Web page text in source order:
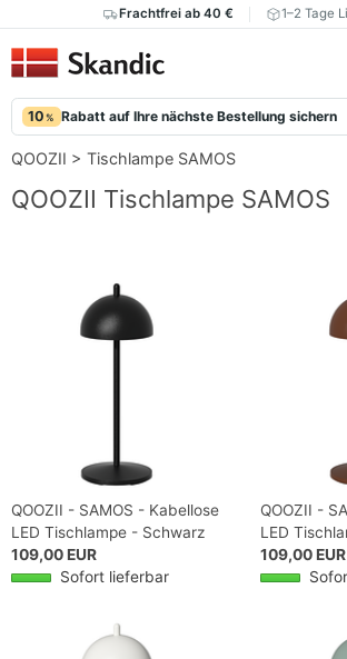
Frachtfrei ab 40 € 1–2 Tage
10 % Rabatt auf Ihre nächste Bestellung sichern
QOOZII > Tischlampe SAMOS
QOOZII Tischlampe SAMOS
QOOZII - SAMOS - Kabellose
LED Tischlampe - Schwarz
109,00 EUR
Sofort lieferbar
QOOZII -
LED
109,00 EUR